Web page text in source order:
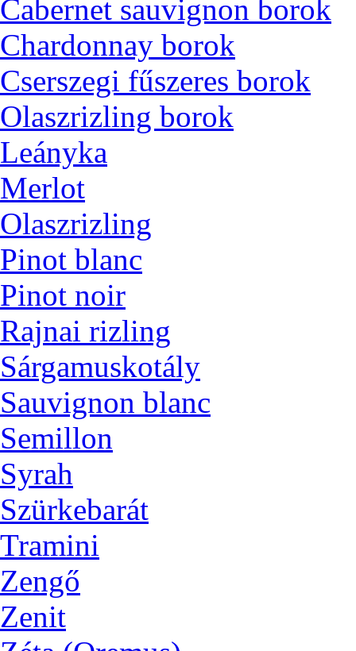
Cabernet sauvignon borok
Chardonnay borok
Cserszegi fűszeres borok
Olaszrizling borok
Leányka
Merlot
Olaszrizling
Pinot blanc
Pinot noir
Rajnai rizling
Sárgamuskotály
Sauvignon blanc
Semillon
Syrah
Szürkebarát
Tramini
Zengő
Zenit